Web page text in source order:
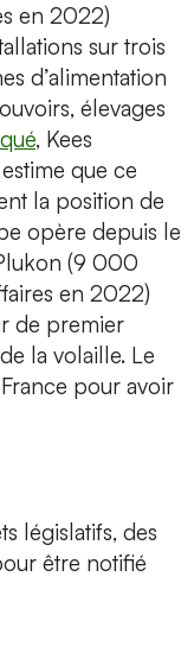
en 2022)
sur trois
d’alimentation
élevages
, Kees
que ce
la position de
opère depuis le
(9 000
en 2022)
de premier
la volaille. Le
pour avoir
législatifs, des
être notifié